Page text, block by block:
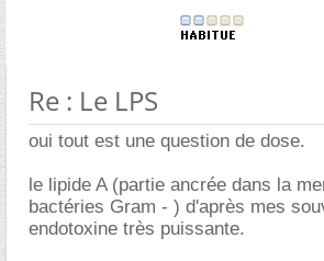
Re : Le LPS
oui tout est une question de dose.
le lipide A (partie ancrée dans la
bactéries Gram - ) d'après mes
endotoxine très puissante.